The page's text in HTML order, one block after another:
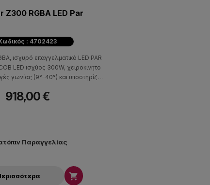
Z300 RGBA LED Par
: 4702423
ισχυρό επαγγελματικό LED PAR
γωνίας (9°–40°) και υποστηρίζει
918,00 €
Παραγγελίας
